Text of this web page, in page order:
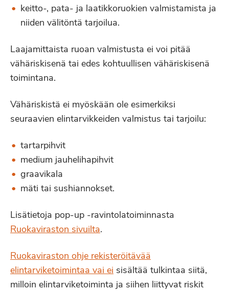
keitto-, pata- ja laatikkoruokien valmistamista ja
niiden välitöntä tarjoilua.
Laajamittaista ruoan valmistusta ei voi pitää
vähäriskisenä tai edes kohtuullisen vähäriskisenä
toimintana.
Vähäriskistä ei myöskään ole esimerkiksi
seuraavien elintarvikkeiden valmistus tai tarjoilu:
tartarpihvit
medium jauhelihapihvit
graavikala
mäti tai sushiannokset.
Lisätietoja pop-up -ravintolatoiminnasta
Ruokaviraston sivuilta.
Ruokaviraston ohje rekisteröitävää
elintarviketoimintaa vai ei sisältää tulkintaa siitä,
milloin elintarviketoiminta ja siihen liittyvat riskit